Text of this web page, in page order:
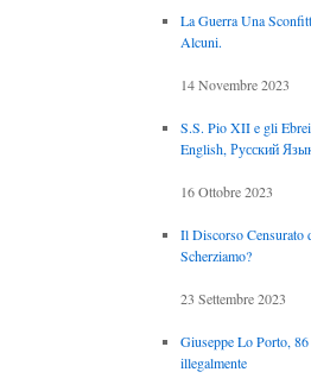
La Guerra Una
Alcuni.
14 Novembre 2023
S.S. Pio XII e gli
English, Русский
16 Ottobre 2023
Il Discorso Censurato
Scherziamo?
23 Settembre 2023
Giuseppe Lo Porto,
illegalmente